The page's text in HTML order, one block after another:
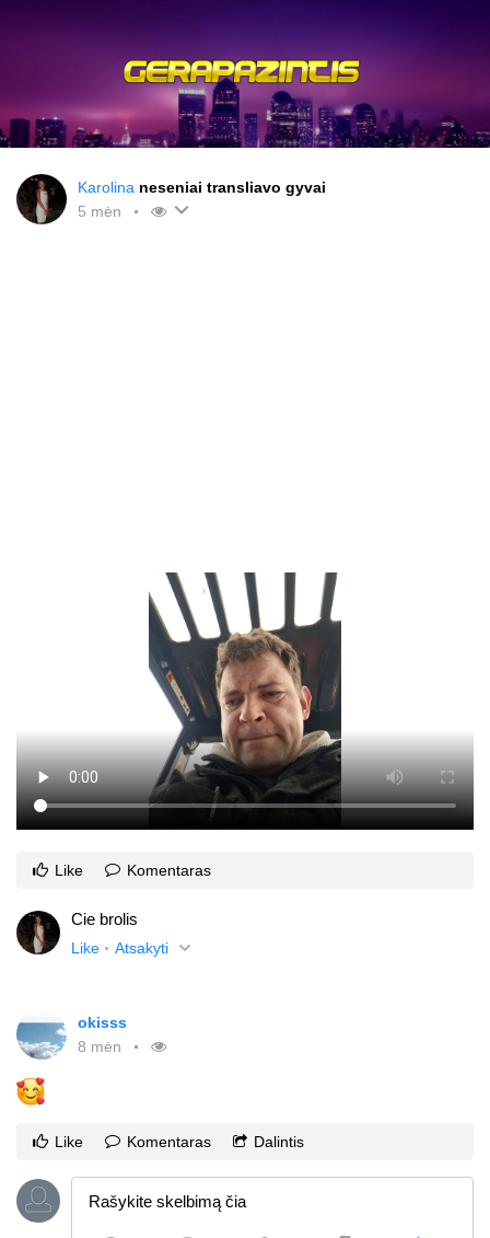
Karolina neseniai transliavo gyvai
5 mėn
Like Komentaras
Cie brolis
Like Atsakyti
okisss
8 mėn
Like Komentaras Dalintis